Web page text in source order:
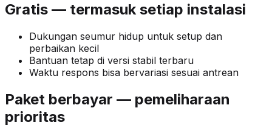
Gratis — termasuk setiap instalasi
Dukungan seumur hidup untuk setup dan
perbaikan kecil
Bantuan tetap di versi stabil terbaru
Waktu respons bisa bervariasi sesuai antrean
Paket berbayar — pemeliharaan
prioritas